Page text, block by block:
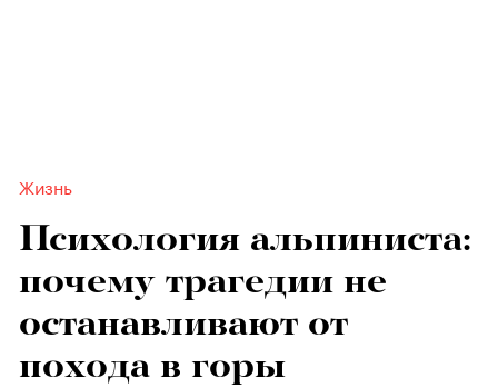
Жизнь
Психология альпиниста:
почему трагедии не
останавливают от
похода в горы